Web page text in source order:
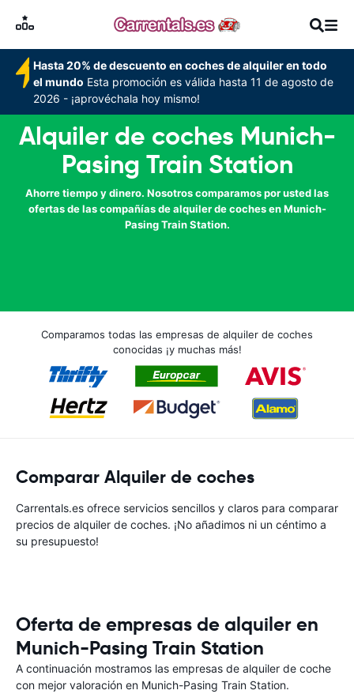
Hasta 20% de descuento en coches de alquiler en todo
el mundo Esta promoción es válida hasta 11 de agosto de
2026 - ¡aprovéchala hoy mismo!
Alquiler de coches Munich-
Pasing Train Station
Ahorre tiempo y dinero. Nosotros comparamos por usted las
ofertas de las compañías de alquiler de coches en Munich-
Pasing Train Station.
Comparamos todas las empresas de alquiler de coches
conocidas ¡y muchas más!
Comparar Alquiler de coches
Carrentals.es ofrece servicios sencillos y claros para comparar
precios de alquiler de coches. ¡No añadimos ni un céntimo a
su presupuesto!
Oferta de empresas de alquiler en
Munich-Pasing Train Station
A continuación mostramos las empresas de alquiler de coche
con mejor valoración en Munich-Pasing Train Station.